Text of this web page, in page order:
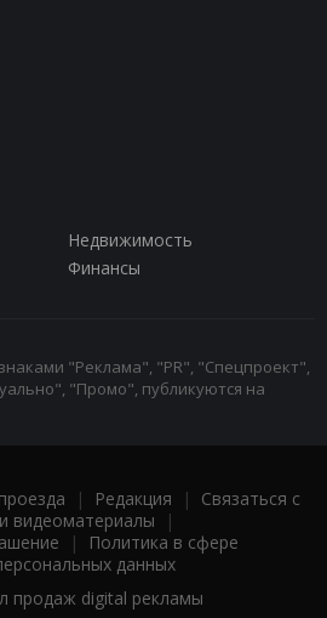
Недвижимость
Финансы
"Реклама", "PR", "Спецпроект",
"Промо", публикуются на
| Редакция | Связаться с
видеоматериалы |
|
Политика в сфере
данных
продаж digital рекламы